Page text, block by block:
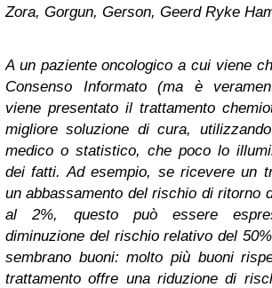
Zora, Gorgun, Gerson, Geerd Ryke
A un paziente oncologico a cui viene
Consenso Informato (ma è
viene presentato il trattamento
migliore soluzione di cura,
medico o statistico, che poco lo
dei fatti. Ad esempio, se ricevere un
un abbassamento del rischio di ritorno
al 2%, questo può essere
diminuzione del rischio relativo del
sembrano buoni: molto più buoni
trattamento offre una riduzione di